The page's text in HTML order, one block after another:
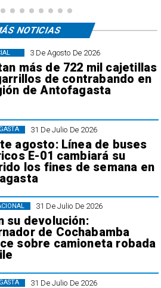
3 De Agosto De 2026
más de 722 mil cajetillas
de contrabando en
de Antofagasta
31 De Julio De 2026
agosto: Línea de buses
E-01 cambiará su
los fines de semana en
31 De Julio De 2026
su devolución:
de Cochabamba
sobre camioneta robada
31 De Julio De 2026
NOTICIAS